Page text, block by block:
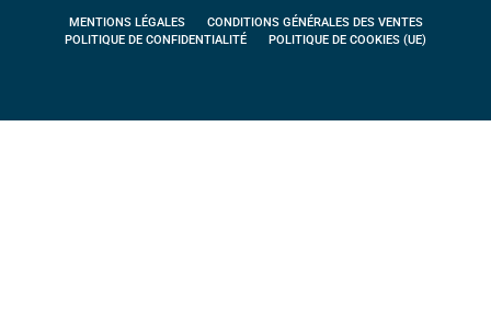
MENTIONS LÉGALES
CONDITIONS GÉNÉRALES DES VENTES
POLITIQUE DE CONFIDENTIALITÉ
POLITIQUE DE COOKIES (UE)